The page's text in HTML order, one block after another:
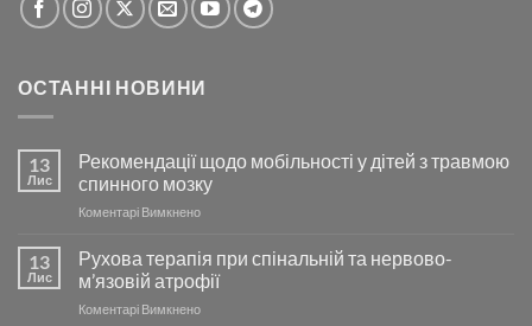
ОСТАННІ НОВИНИ
13
Лис
Рекомендації щодо мобільності у дітей з травмою
спинного мозку
Коментарі Вимкненодо
щодо
мобільності
у
дітей
13
Лис
Рухова терапія при спінальній та нервово-
м’язовій атрофії
Коментарі Вимкненодо